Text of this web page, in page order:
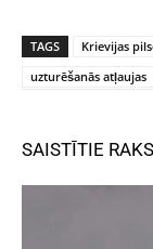
TAGS Krievijas
uzturēšanās atļaujas
SAISTĪTIE